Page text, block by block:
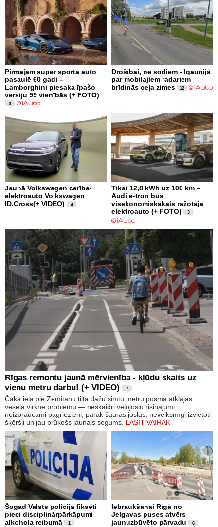
Pirmajam super sporta auto
pasaulē 60 gadi –
Lamborghini piesaka īpašo
versiju 99 vienībās (+ FOTO)
3
Drošībai, ne sodiem - Igaunijā
par mobilajiem radariem
brīdinās ceļa zimes
12
Jaunā Volkswagen cerība-
elektroauto Volkswagen
ID.Cross(+ VIDEO)
4
Tikai 12,8 kWh uz 100 km –
Audi e-tron būs
visekonomiskākais ražotāja
elektroauto (+ FOTO)
3
Rīgas remontu jaunā mērvienība - kļūdu skaits uz
vienu metru darbu! (+ VIDEO)
7
Čaka ielā pie Zemitānu tilta dažu simtu metru posmā atklājas
vesela virkne problēmu — neskaidri velojoslu risinājumi,
neizbraucami pagriezieni, pārāk šauras joslas, neveiksmīgi izvietoti
šķēršļi un jau brūkošs jaunais segums. LASĪT VAIRĀK
Šogad Valsts policijā fiksēti
pieci disciplinārpārkāpumi
alkohola reibumā
1
Iebraukšanai Rīgā no
Jelgavas puses atvērs
jaunuzbūvēto pārvadu
6